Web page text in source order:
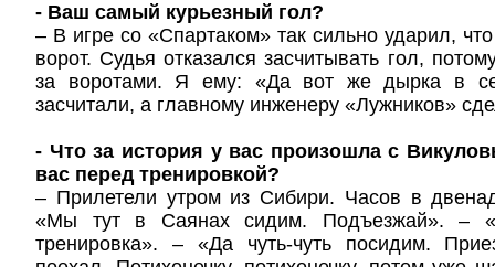
- Ваш самый курьезный гол?
– В игре со «Спартаком» так сильно ударил,
ворот. Судья отказался засчитывать гол,
за воротами. Я ему: «Да вот же дырка в
засчитали, а главному инженеру «Лужников»
- Что за история у вас произошла с
вас перед тренировкой?
– Прилетели утром из Сибири. Часов в
«Мы тут в Саянах сидим. Подъезжай». –
тренировка». – «Да чуть-чуть посидим.